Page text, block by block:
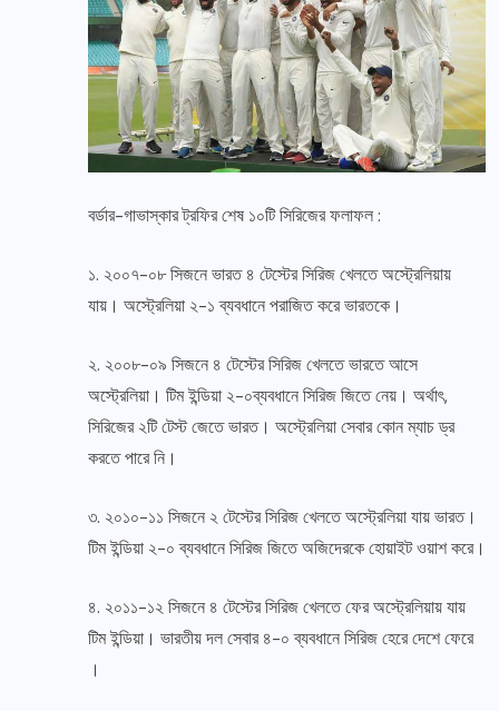
বর্ডার-গাভাস্কার ট্রফির শেষ ১০টি সিরিজের ফলাফল :
১. ২০০৭-০৮ সিজনে ভারত ৪ টেস্টের সিরিজ খেলতে অস্ট্রেলিয়ায়
যায়। অস্ট্রেলিয়া ২-১ ব্যবধানে পরাজিত করে ভারতকে।
২. ২০০৮-০৯ সিজনে ৪ টেস্টের সিরিজ খেলতে ভারতে আসে
অস্ট্রেলিয়া। টিম ইন্ডিয়া ২-০ব্যবধানে সিরিজ জিতে নেয়। অর্থাৎ,
সিরিজের ২টি টেস্ট জেতে ভারত। অস্ট্রেলিয়া সেবার কোন ম্যাচ ড্র
করতে পারে নি।
৩. ২০১০-১১ সিজনে ২ টেস্টের সিরিজ খেলতে অস্ট্রেলিয়া যায় ভারত।
টিম ইন্ডিয়া ২-০ ব্যবধানে সিরিজ জিতে অজিদেরকে হোয়াইট ওয়াশ করে।
৪. ২০১১-১২ সিজনে ৪ টেস্টের সিরিজ খেলতে ফের অস্ট্রেলিয়ায় যায়
টিম ইন্ডিয়া। ভারতীয় দল সেবার ৪-০ ব্যবধানে সিরিজ হেরে দেশে ফেরে
।